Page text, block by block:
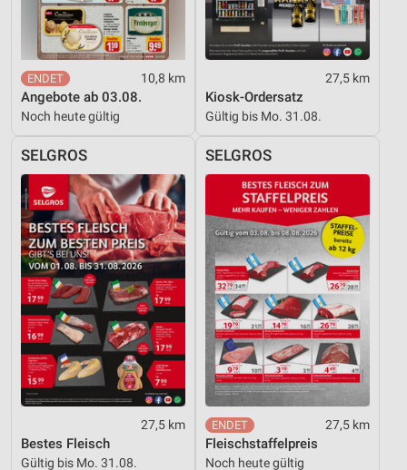
10,8 km
Angebote ab 03.08.
Noch heute gültig
27,5 km
Kiosk-Ordersatz
Gültig bis Mo. 31.08.
SELGROS
27,5 km
Bestes Fleisch
Gültig bis Mo. 31.08.
SELGROS
27,5 km
Fleischstaffelpreis
Noch heute gültig
Funktional
Werbung